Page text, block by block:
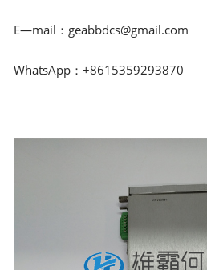
E—mail：geabbdcs@gmail.com
WhatsApp：+8615359293870